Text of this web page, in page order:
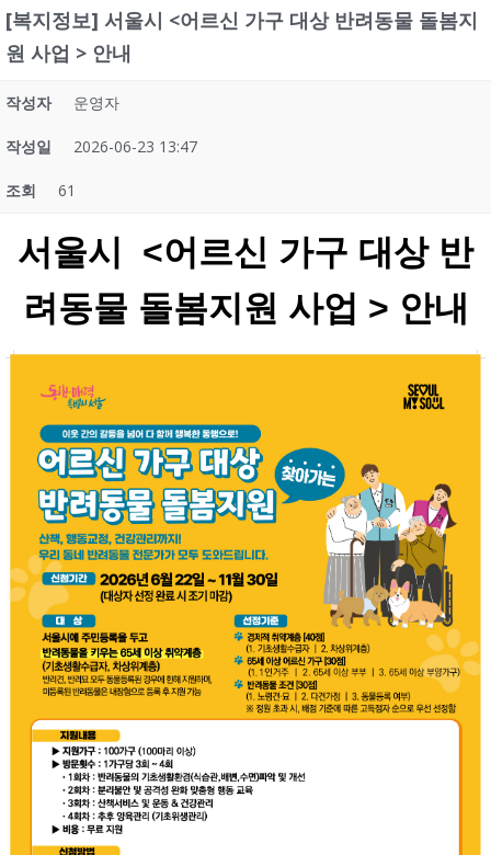
[복지정보] 서울시 <어르신 가구 대상 반려동물 돌봄지
원 사업 > 안내
작성자 운영자
작성일 2026-06-23 13:47
조회 61
서울시 <어르신 가구 대상 반
려동물 돌봄지원 사업 > 안내